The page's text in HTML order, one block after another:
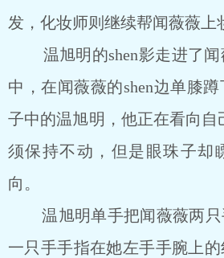
发，化妆师则继续帮闻薇薇上
温旭明的shen影走进了闻
中，在闻薇薇的shen边单膝
子中的温旭明，他正在看向自
须保持不动，但是眼珠子却
向。
温旭明单手把闻薇薇两只
一只手手指在她左手手腕上的